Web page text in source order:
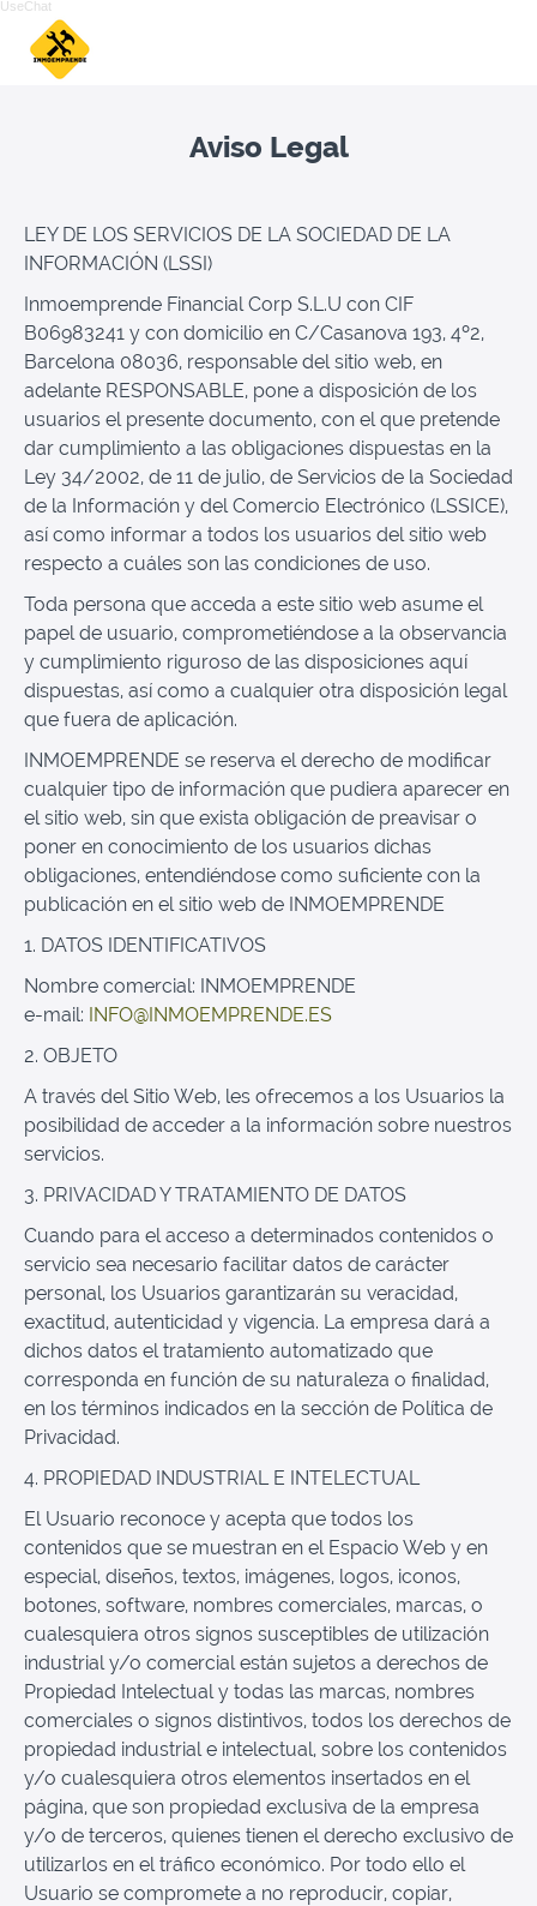
UseChat
Aviso Legal
LEY DE LOS SERVICIOS DE LA SOCIEDAD DE LA
INFORMACIÓN (LSSI)
Inmoemprende Financial Corp S.L.U con CIF
B06983241 y con domicilio en C/Casanova 193, 4º2,
Barcelona 08036, responsable del sitio web, en
adelante RESPONSABLE, pone a disposición de los
usuarios el presente documento, con el que pretende
dar cumplimiento a las obligaciones dispuestas en la
Ley 34/2002, de 11 de julio, de Servicios de la Sociedad
de la Información y del Comercio Electrónico (LSSICE),
así como informar a todos los usuarios del sitio web
respecto a cuáles son las condiciones de uso.
Toda persona que acceda a este sitio web asume el
papel de usuario, comprometiéndose a la observancia
y cumplimiento riguroso de las disposiciones aquí
dispuestas, así como a cualquier otra disposición legal
que fuera de aplicación.
INMOEMPRENDE se reserva el derecho de modificar
cualquier tipo de información que pudiera aparecer en
el sitio web, sin que exista obligación de preavisar o
poner en conocimiento de los usuarios dichas
obligaciones, entendiéndose como suficiente con la
publicación en el sitio web de INMOEMPRENDE
1. DATOS IDENTIFICATIVOS
Nombre comercial: INMOEMPRENDE
e-mail: INFO@INMOEMPRENDE.ES
2. OBJETO
A través del Sitio Web, les ofrecemos a los Usuarios la
posibilidad de acceder a la información sobre nuestros
servicios.
3. PRIVACIDAD Y TRATAMIENTO DE DATOS
Cuando para el acceso a determinados contenidos o
servicio sea necesario facilitar datos de carácter
personal, los Usuarios garantizarán su veracidad,
exactitud, autenticidad y vigencia. La empresa dará a
dichos datos el tratamiento automatizado que
corresponda en función de su naturaleza o finalidad,
en los términos indicados en la sección de Política de
Privacidad.
4. PROPIEDAD INDUSTRIAL E INTELECTUAL
El Usuario reconoce y acepta que todos los
contenidos que se muestran en el Espacio Web y en
especial, diseños, textos, imágenes, logos, iconos,
botones, software, nombres comerciales, marcas, o
cualesquiera otros signos susceptibles de utilización
industrial y/o comercial están sujetos a derechos de
Propiedad Intelectual y todas las marcas, nombres
comerciales o signos distintivos, todos los derechos de
propiedad industrial e intelectual, sobre los contenidos
y/o cualesquiera otros elementos insertados en el
página, que son propiedad exclusiva de la empresa
y/o de terceros, quienes tienen el derecho exclusivo de
utilizarlos en el tráfico económico. Por todo ello el
Usuario se compromete a no reproducir, copiar,